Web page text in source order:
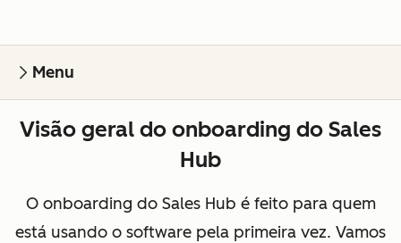
Menu
Visão geral do onboarding do Sales
Hub
O onboarding do Sales Hub é feito para quem
está usando o software pela primeira vez. Vamos